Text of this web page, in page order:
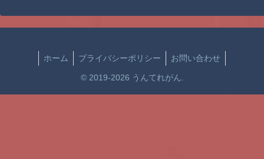
ホーム プライバシーポリシー お問い合わせ
© 2019-2026 うんてれがん.